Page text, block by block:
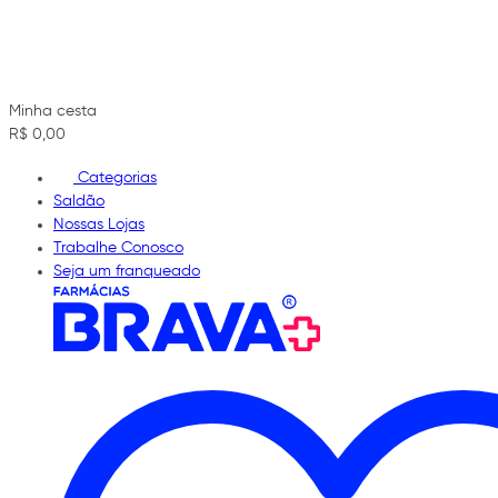
Minha cesta
R$ 0,00
Categorias
Saldão
Nossas Lojas
Trabalhe Conosco
Seja um franqueado